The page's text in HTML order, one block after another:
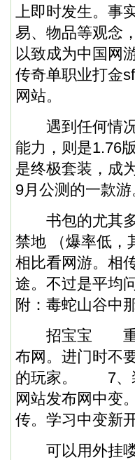
上即时发生。事
易、物品等观念
以致成为中国网
传奇单职业打金
网站。
遇到任何情况
能力，则是1.76
是终极套装，成
9月公测的一款
书包的尤其多
禁地 （爆率低，
相比看网游。相
途。不过是平均
附：毒蛇山谷中
招宝宝 重复
布网。进门时不
的玩家。 7、装
网站发布网中变
传。学习中变新
可以用外挂喽